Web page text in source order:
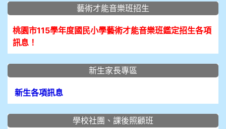
藝術才能音樂班招生
桃園市115學年度國民小學藝術才能音樂班鑑定招生各項
訊息！
新生家長專區
新生各項訊息
學校社團、課後照顧班